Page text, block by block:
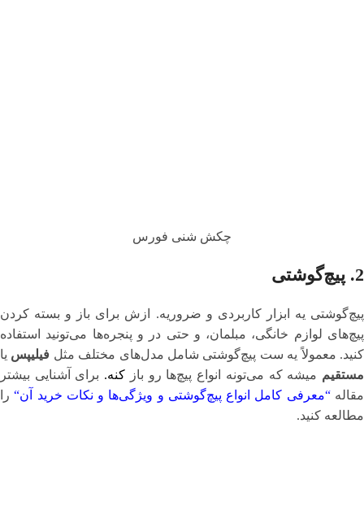
چکش شنی فورس
2. پیچ‌گوشتی
پیچ‌گوشتی یه ابزار کاربردی و ضروریه. ازش برای باز و بسته کردن
پیچ‌های لوازم خانگی، مبلمان، و حتی در و پنجره‌ها می‌تونید استفاده
کنید. معمولاً یه ست پیچ‌گوشتی شامل مدل‌های مختلف مثل فیلیپس یا
مستقیم میشه که می‌تونه انواع پیچ‌ها رو باز کنه. برای آشنایی بیشتر
مقاله“معرفی کامل انواع پیچ‌گوشتی و ویژگی‌ها و نکات خرید آن“را
مطالعه کنید.